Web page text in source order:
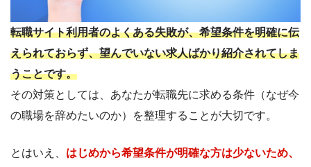
転職サイト利用者のよくある失敗が、希望条件を明確に伝
えられておらず、望んでいない求人ばかり紹介されてしま
うことです。
その対策としては、あなたが転職先に求める条件（なぜ今
の職場を辞めたいのか）を整理することが大切です。
とはいえ、 はじめから希望条件が明確な方は少ないため、